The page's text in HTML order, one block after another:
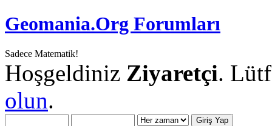
Geomania.Org Forumları
Sadece Matematik!
Hoşgeldiniz Ziyaretçi.
olun.